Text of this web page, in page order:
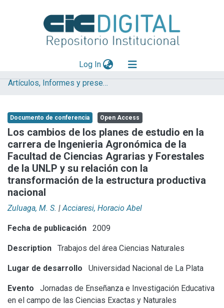
Log In(current)
Explorar
Aportar material
Statistics
Artículos, Informes y presentaciones en Congresos (UNLP)
Documento de conferencia Open Access
Los cambios de los planes de estudio en la
carrera de Ingenieria Agronómica de la
Facultad de Ciencias Agrarias y Forestales
de la UNLP y su relación con la
transformación de la estructura productiva
nacional
Zuluaga, M. S. | Acciaresi, Horacio Abel
Fecha de publicación 2009
Description Trabajos del área Ciencias Naturales
Lugar de desarrollo Universidad Nacional de La Plata
Evento
Jornadas de Enseñanza e Investigación Educativa
en el campo de las Ciencias Exactas y Naturales